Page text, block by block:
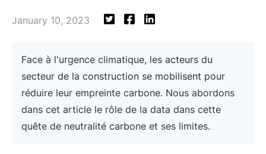
January 10, 2023
Face à l'urgence climatique, les acteurs du
secteur de la construction se mobilisent pour
réduire leur empreinte carbone. Nous abordons
dans cet article le rôle de la data dans cette
quête de neutralité carbone et ses limites.